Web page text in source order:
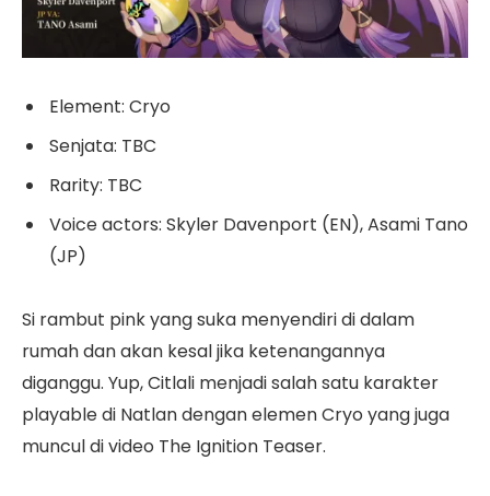
Element: Cryo
Senjata: TBC
Rarity: TBC
Voice actors: Skyler Davenport (EN), Asami Tano
(JP)
Si rambut pink yang suka menyendiri di dalam
rumah dan akan kesal jika ketenangannya
diganggu. Yup, Citlali menjadi salah satu karakter
playable di Natlan dengan elemen Cryo yang juga
muncul di video The Ignition Teaser.